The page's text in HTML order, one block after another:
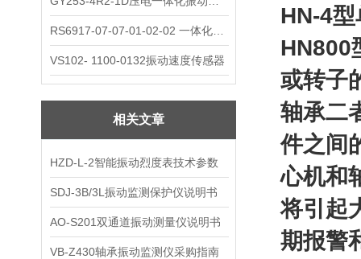
VS102- 1100-0132振动速度传感器
相关文章
HZD-L-2智能振动烈度表技术参数
SDJ-3B/3L振动监测保护仪说明书
AO-S201双通道振动测量仪说明书
VB-Z430轴承振动监测仪采购指南
HN-4
HN800
或转子
轴承二
件之间
心机和
将引起
期报警